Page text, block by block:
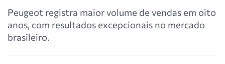
Peugeot registra maior volume de vendas em oito
anos, com resultados excepcionais no mercado
brasileiro.